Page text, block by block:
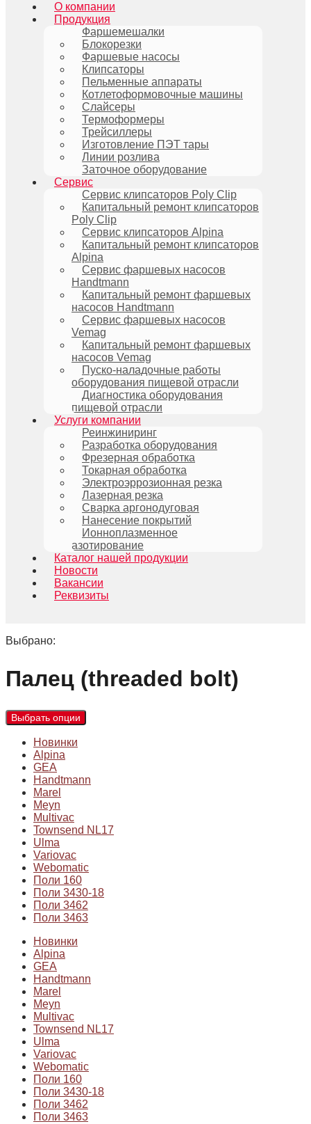
О компании
Продукция
Фаршемешалки
Блокорезки
Фаршевые насосы
Клипсаторы
Пельменные аппараты
Котлетоформовочные машины
Слайсеры
Термоформеры
Трейсиллеры
Изготовление ПЭТ тары
Линии розлива
Заточное оборудование
Сервис
Сервис клипсаторов Poly Clip
Капитальный ремонт клипсаторов
Poly Clip
Сервис клипсаторов Alpina
Капитальный ремонт клипсаторов
Alpina
Сервис фаршевых насосов
Handtmann
Капитальный ремонт фаршевых
насосов Handtmann
Сервис фаршевых насосов
Vemag
Капитальный ремонт фаршевых
насосов Vemag
Пуско-наладочные работы
оборудования пищевой отрасли
Диагностика оборудования
пищевой отрасли
Услуги компании
Реинжиниринг
Разработка оборудования
Фрезерная обработка
Токарная обработка
Электроэррозионная резка
Лазерная резка
Сварка аргонодуговая
Нанесение покрытий
Ионноплазменное
азотирование
Каталог нашей продукции
Новости
Вакансии
Реквизиты
Выбрано:
Палец (threaded bolt)
Выбрать опции
Новинки
Alpina
GEA
Handtmann
Marel
Meyn
Multivac
Townsend NL17
Ulma
Variovac
Webomatic
Поли 160
Поли 3430-18
Поли 3462
Поли 3463
Новинки
Alpina
GEA
Handtmann
Marel
Meyn
Multivac
Townsend NL17
Ulma
Variovac
Webomatic
Поли 160
Поли 3430-18
Поли 3462
Поли 3463